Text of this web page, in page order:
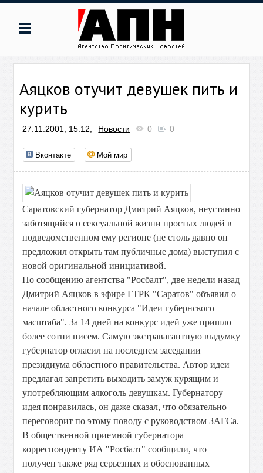
Аяцков отучит девушек пить и
курить
27.11.2001, 15:12, Новости 0 0
Вконтакте Мой мир
Саратовский губернатор Дмитрий Аяцков, неустанно
заботящийся о сексуальной жизни простых людей в
подведомственном ему регионе (не столь давно он
предложил открыть там публичные дома) выступил с
новой оригинальной инициативой.
По сообщению агентства "Росбалт", две недели назад
Дмитрий Аяцков в эфире ГТРК "Саратов" объявил о
начале областного конкурса "Идеи губернского
масштаба". За 14 дней на конкурс идей уже пришло
более сотни писем. Самую экстравагантную выдумку
губернатор огласил на последнем заседании
президиума областного правительства. Автор идеи
предлагал запретить выходить замуж курящим и
употребляющим алкоголь девушкам. Губернатору
идея понравилась, он даже сказал, что обязательно
переговорит по этому поводу с руководством ЗАГСа.
В общественной приемной губернатора
корреспонденту ИА "Росбалт" сообщили, что
получен также ряд серьезных и обоснованных